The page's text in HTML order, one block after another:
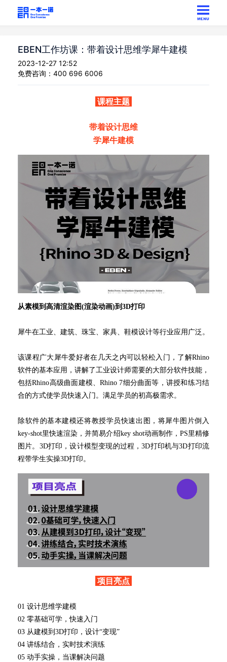
EBEN工作坊课：带着设计思维学犀牛建模
2023-12-27 12:52
免费咨询：400 696 6006
课程主题
带着设计思维
学犀牛建模
从素模到高清渲染图(渲染动画)到3D打印
犀牛在工业、建筑、珠宝、家具、鞋模设计等行业应用广泛。
该课程广大犀牛爱好者在几天之内可以轻松入门，了解Rhino
软件的基本应用，讲解了工业设计师需要的大部分软件技能，
包括Rhino高级曲面建模、Rhino 7细分曲面等，讲授和练习结
合的方式使学员快速入门。满足学员的初高极需求。
除软件的基本建模还将教授学员快速出图，将犀牛图片倒入
key-shot里快速渲染，并简易介绍key shot动画制作，PS里精修
图片。3D打印，设计模型变现的过程，3D打印机与3D打印流
程带学生实操3D打印。
项目亮点
01 设计思维学建模
02 零基础可学，快速入门
03 从建模到3D打印，设计“变现”
04 讲练结合，实时技术演练
05 动手实操，当课解决问题